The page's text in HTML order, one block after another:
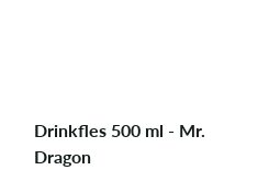
Drinkfles 500 ml - Mr.
Dragon